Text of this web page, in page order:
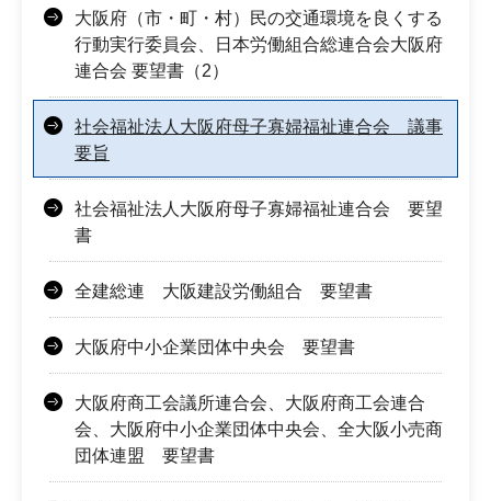
大阪府（市・町・村）民の交通環境を良くする
行動実行委員会、日本労働組合総連合会大阪府
連合会 要望書（2）
社会福祉法人大阪府母子寡婦福祉連合会 議事
要旨
社会福祉法人大阪府母子寡婦福祉連合会 要望
書
全建総連 大阪建設労働組合 要望書
大阪府中小企業団体中央会 要望書
大阪府商工会議所連合会、大阪府商工会連合
会、大阪府中小企業団体中央会、全大阪小売商
団体連盟 要望書